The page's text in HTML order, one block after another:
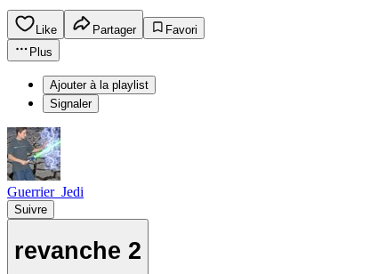
Like Partager
Favori
Plus
Ajouter à la playlist
Signaler
Guerrier_Jedi
Suivre
revanche 2